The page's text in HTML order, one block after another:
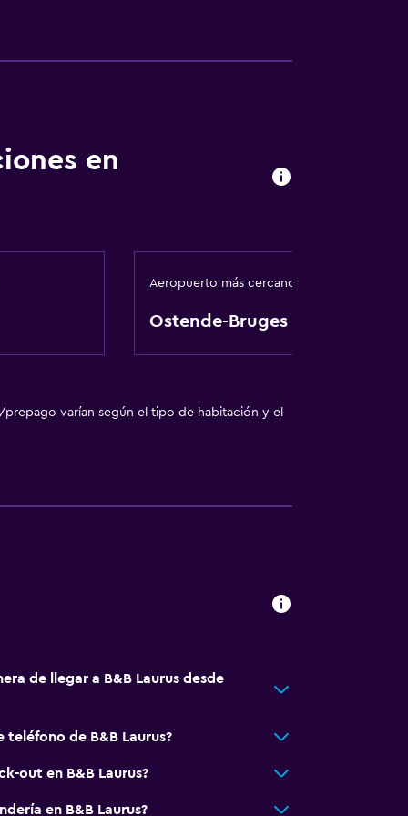
en
Aeropuerto más cercano
Ostende-Bruges
prepago varían según el tipo de habitación y el
de llegar a B&B Laurus desde
teléfono de B&B Laurus?
out en B&B Laurus?
en B&B Laurus?